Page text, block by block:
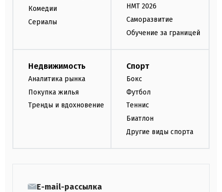
Комедии
Сериалы
НМТ 2026
Саморазвитие
Обучение за границей
Недвижимость
Аналитика рынка
Покупка жилья
Тренды и вдохновение
Спорт
Бокс
Футбол
Теннис
Биатлон
Другие виды спорта
E-mail-рассылка